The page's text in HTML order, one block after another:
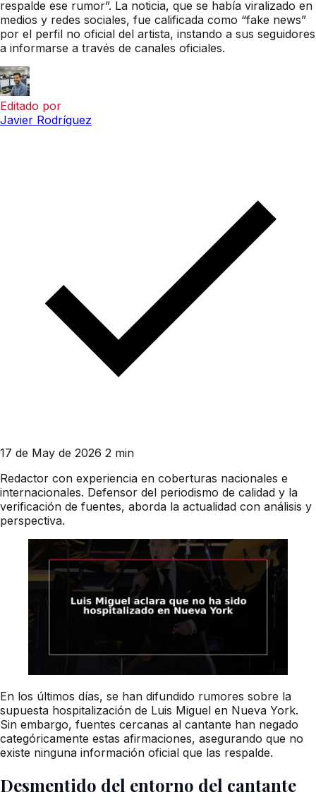
respalde ese rumor”. La noticia, que se había viralizado en
medios y redes sociales, fue calificada como “fake news”
por el perfil no oficial del artista, instando a sus seguidores
a informarse a través de canales oficiales.
Editado por
Javier Rodríguez
17 de May de 2026 2 min
Redactor con experiencia en coberturas nacionales e
internacionales. Defensor del periodismo de calidad y la
verificación de fuentes, aborda la actualidad con análisis y
perspectiva.
En los últimos días, se han difundido rumores sobre la
supuesta hospitalización de Luis Miguel en Nueva York.
Sin embargo, fuentes cercanas al cantante han negado
categóricamente estas afirmaciones, asegurando que no
existe ninguna información oficial que las respalde.
Desmentido del entorno del cantante